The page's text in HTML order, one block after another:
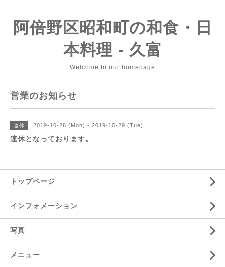
阿倍野区昭和町の和食・日
本料理 - 久富
Welcome to our homepage
営業のお知らせ
連休 2019-10-28 (Mon) - 2019-10-29 (Tue)
連休となっております。
トップページ
インフォメーション
写真
メニュー